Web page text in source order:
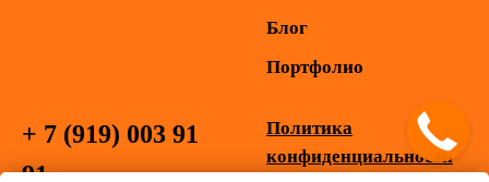
Блог
Портфолио
+ 7 (919) 003 91
91
Политика
конфиденциальности